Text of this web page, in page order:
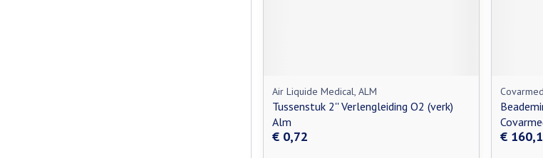
Air Liquide Medical, ALM
Tussenstuk 2'' Verlengleiding O2 (verk)
Alm
€ 0,72
Covarmed
€